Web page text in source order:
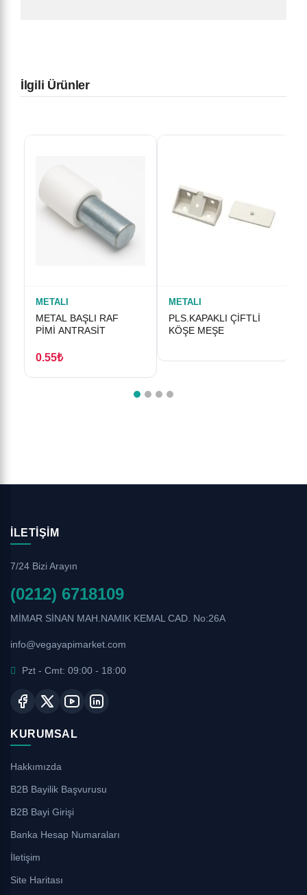
İlgili Ürünler
METALI
METAL BAŞLI RAF
PİMİ ANTRASİT
0.55₺
METALI
PLS.KAPAKLI ÇİFTLİ
KÖŞE MEŞE
İLETIŞIM
7/24 Bizi Arayın
(0212) 6718109
MİMAR SİNAN MAH.NAMIK KEMAL CAD. No:26A
info@vegayapimarket.com
Pzt - Cmt: 09:00 - 18:00
KURUMSAL
Hakkımızda
B2B Bayilik Başvurusu
B2B Bayi Girişi
Banka Hesap Numaraları
İletişim
Site Haritası